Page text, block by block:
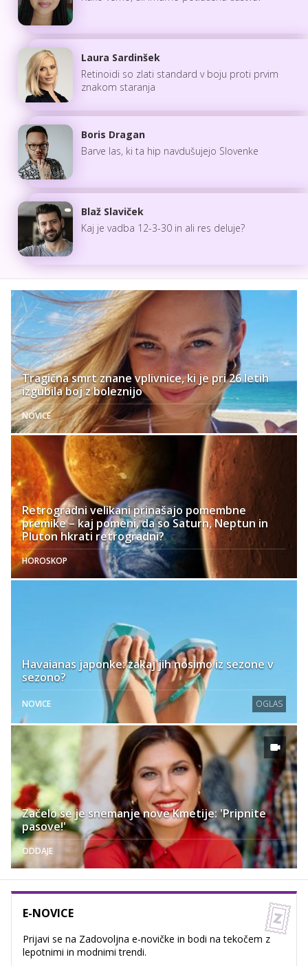
Laura Sardinšek
Retinoidi so zlati standard v boju proti prvim
znakom staranja
Boris Dragan
Barve las, ki ta hip navdušujejo Slovenke
Blaž Slaviček
Kaj je vadba 12-3-30 in ali res deluje?
Tragična smrt znane vplivnice, ki je pri 26 letih
izgubila boj z boleznijo
NOVICE
Retrogradni velikani prinašajo pomembne
premike – kaj pomeni, da so Saturn, Neptun in
Pluton hkrati retrogradni?
HOROSKOP
Havaianas japonke: zakaj jih nosimo iz sezone v
sezono?
NOVICE OGLAS
Začelo se je snemanje nove Kmetije: 'Pripnite
pasove!'
ODDAJE
E-NOVICE
Prijavi se na Zadovoljna e-novičke in bodi na tekočem z
lepotnimi in modnimi trendi.